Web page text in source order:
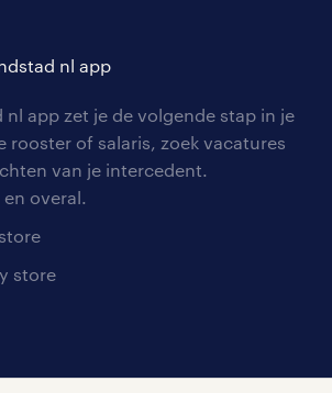
nl app
nl app zet je de volgende stap in je
rooster of salaris, zoek vacatures
van je intercedent.
overal.
store